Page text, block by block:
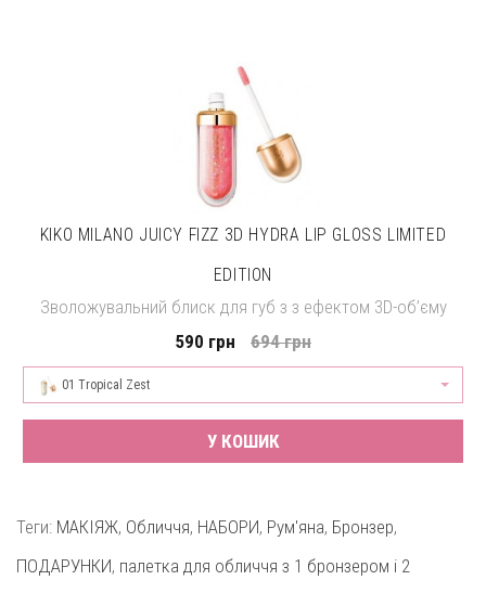
KIKO MILANO JUICY FIZZ 3D HYDRA LIP GLOSS LIMITED
EDITION
Зволожувальний блиск для губ з з ефектом 3D-об’єму
590 грн
694 грн
01 Tropical Zest
У КОШИК
Теги: МАКІЯЖ, Обличчя, НАБОРИ, Рум'яна, Бронзер,
ПОДАРУНКИ, палетка для обличчя з 1 бронзером і 2